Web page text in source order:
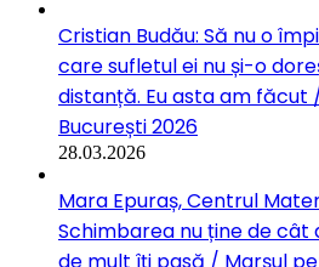
Cristian Budău: Să nu o
care sufletul ei nu și-o
distanță. Eu asta am făcut
București 2026
28.03.2026
Mara Epuraș, Centrul
Schimbarea nu ține de cât